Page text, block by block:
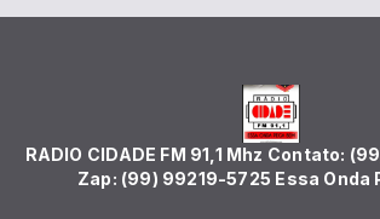
RADIO CIDADE FM 91,1 Mhz Contato:
Zap: (99) 99219-5725 Essa Onda